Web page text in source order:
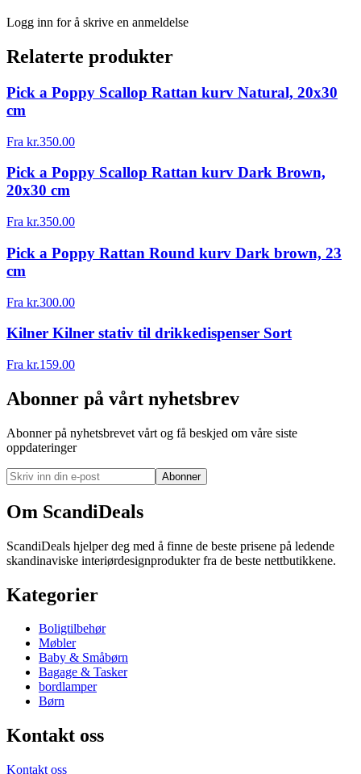
Logg inn for å skrive en anmeldelse
Relaterte produkter
Pick a Poppy Scallop Rattan kurv Natural, 20x30
cm
Fra kr.350.00
Pick a Poppy Scallop Rattan kurv Dark Brown,
20x30 cm
Fra kr.350.00
Pick a Poppy Rattan Round kurv Dark brown, 23
cm
Fra kr.300.00
Kilner Kilner stativ til drikkedispenser Sort
Fra kr.159.00
Abonner på vårt nyhetsbrev
Abonner på nyhetsbrevet vårt og få beskjed om våre siste
oppdateringer
Abonner
Om ScandiDeals
ScandiDeals hjelper deg med å finne de beste prisene på ledende
skandinaviske interiørdesignprodukter fra de beste nettbutikkene.
Kategorier
Boligtilbehør
Møbler
Baby & Småbørn
Bagage & Tasker
bordlamper
Børn
Kontakt oss
Kontakt oss